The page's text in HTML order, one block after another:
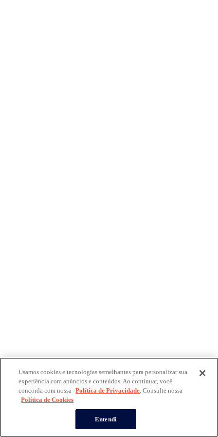
Usamos cookies e tecnologias semelhantes para personalizar sua
experiência com anúncios e conteúdos. Ao continuar, você
concorda com nossa Política de Privacidade. Consulte nossa
Política de Cookies
Entendi